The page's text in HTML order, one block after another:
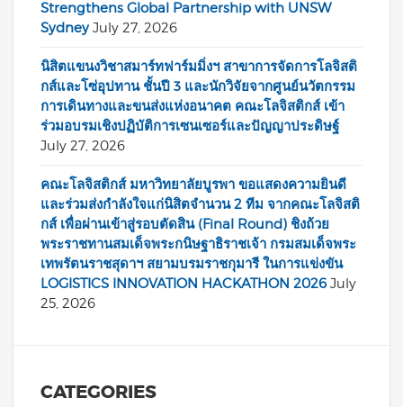
Strengthens Global Partnership with UNSW
Sydney July 27, 2026
นิสิตแขนงวิชาสมาร์ทฟาร์มมิ่งฯ สาขาการจัดการโลจิสติ
กส์และโซ่อุปทาน ชั้นปี 3 และนักวิจัยจากศูนย์นวัตกรรม
การเดินทางและขนส่งแห่งอนาคต คณะโลจิสติกส์ เข้า
ร่วมอบรมเชิงปฏิบัติการเซนเซอร์และปัญญาประดิษฐ์
July 27, 2026
คณะโลจิสติกส์ มหาวิทยาลัยบูรพา ขอแสดงความยินดี
และร่วมส่งกำลังใจแก่นิสิตจำนวน 2 ทีม จากคณะโลจิสติ
กส์ เพื่อผ่านเข้าสู่รอบตัดสิน (Final Round) ชิงถ้วย
พระราชทานสมเด็จพระกนิษฐาธิราชเจ้า กรมสมเด็จพระ
เทพรัตนราชสุดาฯ สยามบรมราชกุมารี ในการแข่งขัน
LOGISTICS INNOVATION HACKATHON 2026 July
25, 2026
CATEGORIES